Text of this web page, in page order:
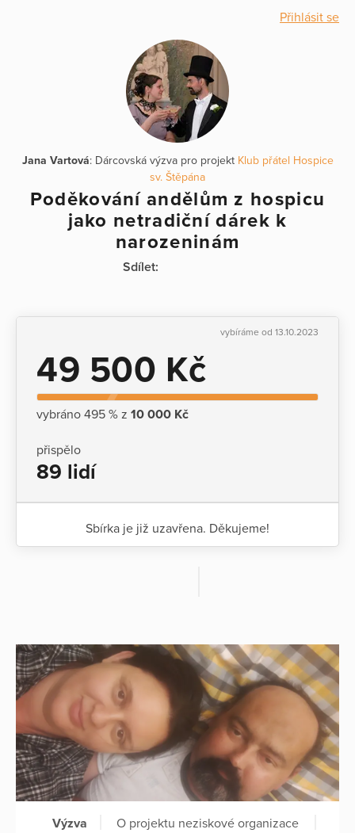
Přihlásit se
Jana Vartová: Dárcovská výzva pro projekt Klub přátel Hospice
sv. Štěpána
Poděkování andělům z hospicu
jako netradiční dárek k
narozeninám
Sdílet:
vybíráme od 13.10.2023
49 500 Kč
vybráno 495 % z 10 000 Kč
přispělo
89 lidí
Sbírka je již uzavřena. Děkujeme!
Výzva O projektu neziskové organizace